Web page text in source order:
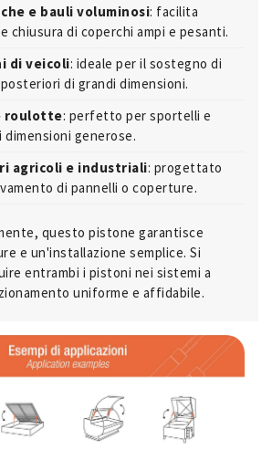
e bauli voluminosi: facilita
chiusura di coperchi ampi e pesanti.
di veicoli: ideale per il sostegno di
di grandi dimensioni.
roulotte: perfetto per sportelli e
generose.
agricoli e industriali: progettato
di pannelli o coperture.
questo pistone garantisce
e un'installazione semplice. Si
entrambi i pistoni nei sistemi a
uniforme e affidabile.